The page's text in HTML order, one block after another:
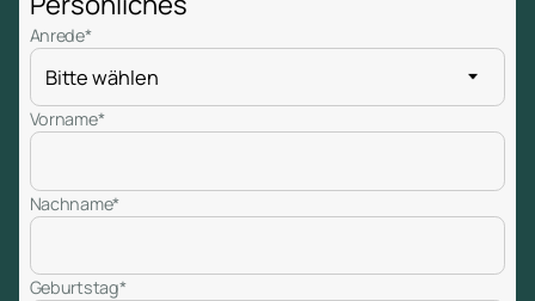
Anrede*
Vorname*
Nachname*
Geburtstag*